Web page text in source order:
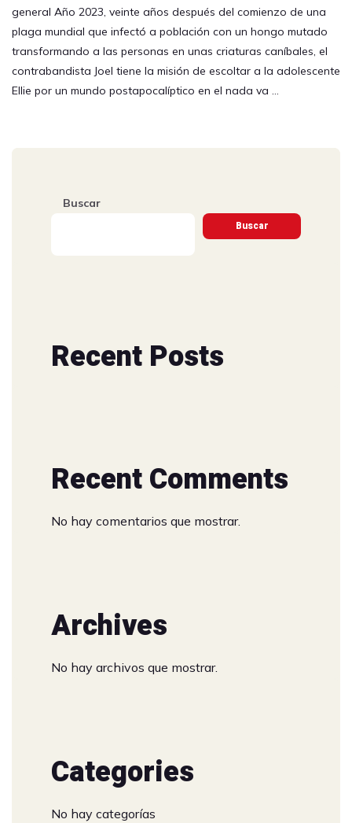
general Año 2023, veinte años después del comienzo de una
plaga mundial que infectó a población con un hongo mutado
transformando a las personas en unas criaturas caníbales, el
contrabandista Joel tiene la misión de escoltar a la adolescente
Ellie por un mundo postapocalíptico en el nada va …
Buscar
Buscar
Recent Posts
Recent Comments
No hay comentarios que mostrar.
Archives
No hay archivos que mostrar.
Categories
No hay categorías